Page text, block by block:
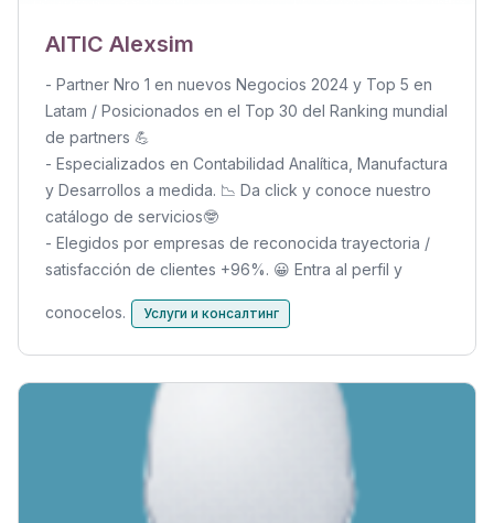
AITIC Alexsim
- Partner Nro 1 en nuevos Negocios 2024 y Top 5 en
Latam / Posicionados en el Top 30 del Ranking mundial
de partners 💪
- Especializados en Contabilidad Analítica, Manufactura
y Desarrollos a medida. 📉 Da click y conoce nuestro
catálogo de servicios🤓
- Elegidos por empresas de reconocida trayectoria /
satisfacción de clientes +96%. 😀 Entra al perfil y
conocelos. Услуги и консалтинг